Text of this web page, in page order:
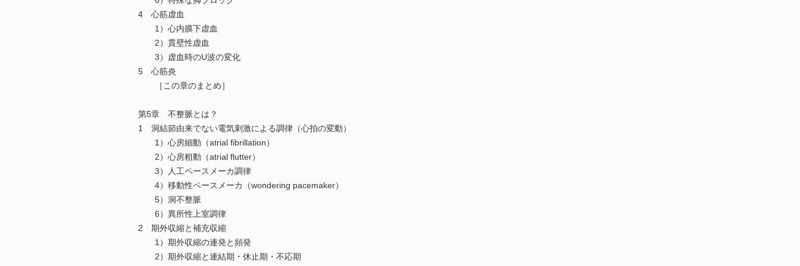
4 心筋虚血
1）心内膜下虚血
2）貫壁性虚血
3）虚血時のU波の変化
5 心筋炎
［この章のまとめ］
第5章 不整脈とは？
1 洞結節由来でない電気刺激による調律（心拍の変動）
1）心房細動（atrial fibrillation）
2）心房粗動（atrial flutter）
3）人工ペースメーカ調律
4）移動性ペースメーカ（wondering pacemaker）
5）洞不整脈
6）異所性上室調律
2 期外収縮と補充収縮
1）期外収縮の連発と頻発
2）期外収縮と連結期・休止期・不応期